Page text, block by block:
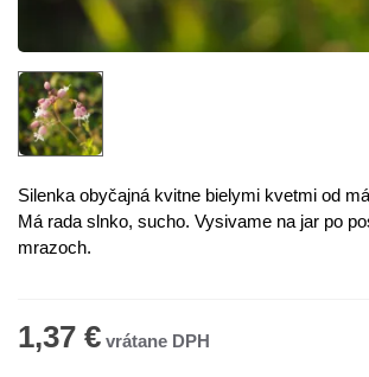
Silenka obyčajná kvitne bielymi kvetmi od
Má rada slnko, sucho. Vysivame na jar po
mrazoch.
1,37 €